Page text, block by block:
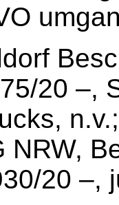
20 –,
NRW,
20 –,